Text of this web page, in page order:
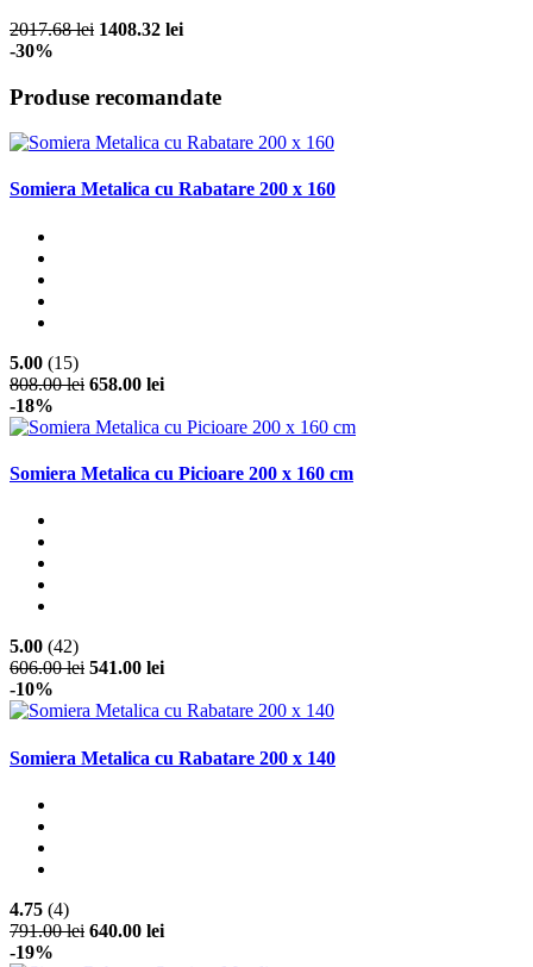
2017.68 lei 1408.32 lei
-30%
Produse recomandate
Somiera Metalica cu Rabatare 200 x 160
5.00 (15)
808.00 lei 658.00 lei
-18%
Somiera Metalica cu Picioare 200 x 160 cm
5.00 (42)
606.00 lei 541.00 lei
-10%
Somiera Metalica cu Rabatare 200 x 140
4.75 (4)
791.00 lei 640.00 lei
-19%